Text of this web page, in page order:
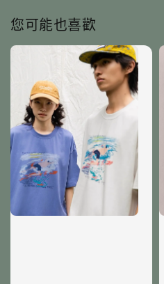
您可能也喜歡